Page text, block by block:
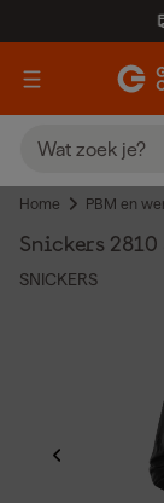
Home PBM en
Snickers
SNICKERS